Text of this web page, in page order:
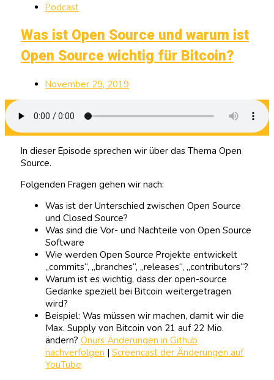
Podcast
Was ist Open Source und warum ist
Open Source wichtig für Bitcoin?
November 29, 2019
In dieser Episode sprechen wir über das Thema Open
Source.
Folgenden Fragen gehen wir nach:
Was ist der Unterschied zwischen Open Source
und Closed Source?
Was sind die Vor- und Nachteile von Open Source
Software
Wie werden Open Source Projekte entwickelt
„commits“, „branches“, „releases“, „contributors“?
Warum ist es wichtig, dass der open-source
Gedanke speziell bei Bitcoin weitergetragen
wird?
Beispiel: Was müssen wir machen, damit wir die
Max. Supply von Bitcoin von 21 auf 22 Mio.
ändern? Onurs Änderungen in Github
nachverfolgen | Screencast der Änderungen auf
YouTube